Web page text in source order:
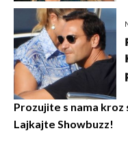
Prozujite s nama kroz
Lajkajte Showbuzz!